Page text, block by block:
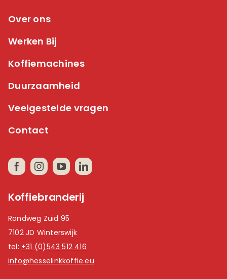
Over ons
Werken Bij
Koffiemachines
Duurzaamheid
Veelgestelde vragen
Contact
Koffiebranderij
Rondweg Zuid 95
7102 JD Winterswijk
tel: +31 (0)543 512 416
info@hesselinkkoffie.eu